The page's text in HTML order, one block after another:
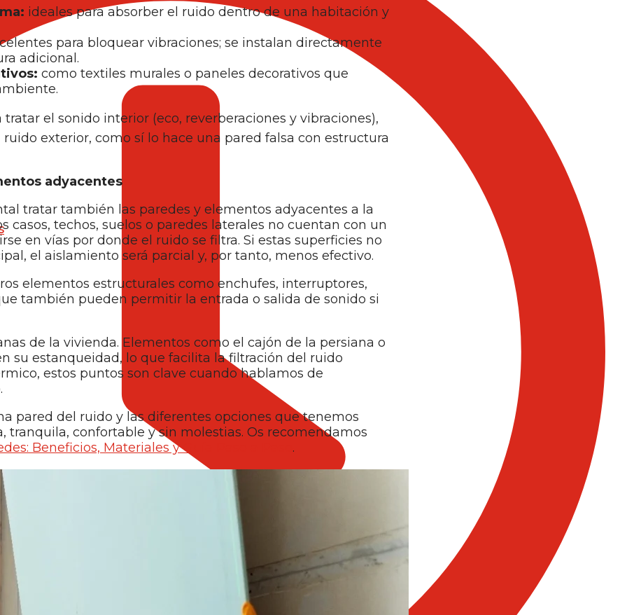
ideales para absorber el ruido dentro de una habitación y
para bloquear vibraciones; se instalan directamente
adicional.
como textiles murales o paneles decorativos que
tratar el sonido interior (eco, reverberaciones y vibraciones),
exterior, como sí lo hace una pared falsa con estructura
adyacentes
tratar también las paredes y elementos adyacentes a la
techos, suelos o paredes laterales no cuentan con un
en vías por donde el ruido se filtra. Si estas superficies no
el aislamiento será parcial y, por tanto, menos efectivo.
elementos estructurales como enchufes, interruptores,
también pueden permitir la entrada o salida de sonido si
de la vivienda. Elementos como el cajón de la persiana o
su estanqueidad, lo que facilita la filtración del ruido
estos puntos son clave cuando hablamos de
pared del ruido y las diferentes opciones que tenemos
confortable y sin molestias. Os recomendamos
Beneficios, Materiales y Guía Paso a Paso .